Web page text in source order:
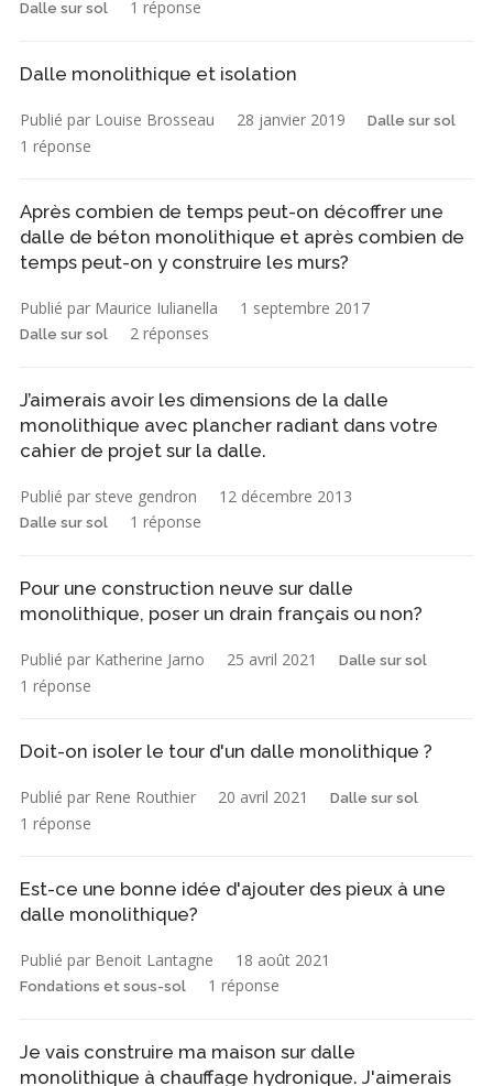
Dalle sur sol 1 réponse
Dalle monolithique et isolation
Publié par Louise Brosseau 28 janvier 2019 Dalle sur sol
1 réponse
Après combien de temps peut-on décoffrer une
dalle de béton monolithique et après combien de
temps peut-on y construire les murs?
Publié par Maurice Iulianella 1 septembre 2017
Dalle sur sol 2 réponses
J’aimerais avoir les dimensions de la dalle
monolithique avec plancher radiant dans votre
cahier de projet sur la dalle.
Publié par steve gendron 12 décembre 2013
Dalle sur sol 1 réponse
Pour une construction neuve sur dalle
monolithique, poser un drain français ou non?
Publié par Katherine Jarno 25 avril 2021 Dalle sur sol
1 réponse
Doit-on isoler le tour d'un dalle monolithique ?
Publié par Rene Routhier 20 avril 2021 Dalle sur sol
1 réponse
Est-ce une bonne idée d'ajouter des pieux à une
dalle monolithique?
Publié par Benoit Lantagne 18 août 2021
Fondations et sous-sol 1 réponse
Je vais construire ma maison sur dalle
monolithique à chauffage hydronique. J'aimerais